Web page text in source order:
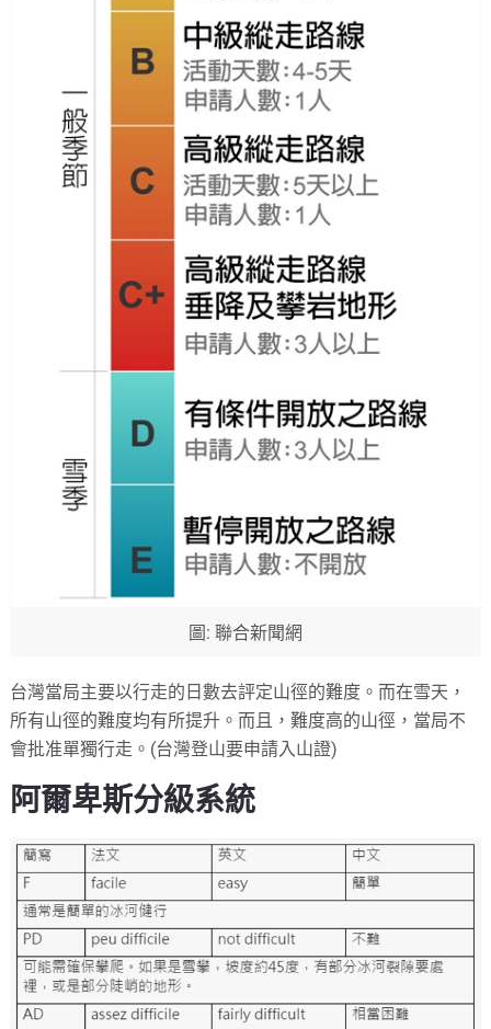
圖: 聯合新聞網
台灣當局主要以行走的日數去評定山徑的難度。而在雪天，
所有山徑的難度均有所提升。而且，難度高的山徑，當局不
會批准單獨行走。(台灣登山要申請入山證)
阿爾卑斯分級系統